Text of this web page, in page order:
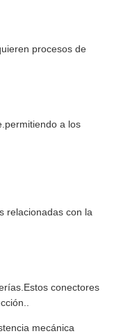
procesos de
a los
relacionadas con la
conectores
mecánica